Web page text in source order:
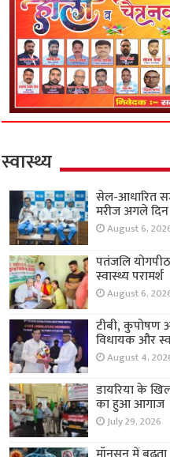
स्वास्थ्य
सेल-आधारित
मरीज अगले
August 6,
पतंजलि
स्वास्थ्य परामर्श
August 6,
टीबी, कुपोषण
विधायक और
August 4,
डायरिया के
का हुआ आगाज
July 29, 2026